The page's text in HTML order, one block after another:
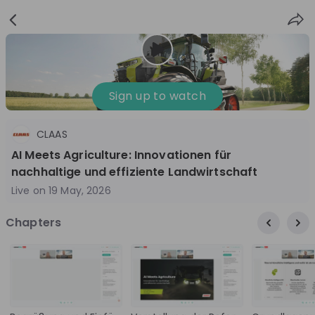
Login
up
Follow
CLAAS
Manufacturing, Engineering, Technology & IT
10'000+
Jobs Live streams Recordings
Sign up to watch
CLAAS
AI Meets Agriculture: Innovationen für
nachhaltige und effiziente Landwirtschaft
Live on 19 May, 2026
Chapters